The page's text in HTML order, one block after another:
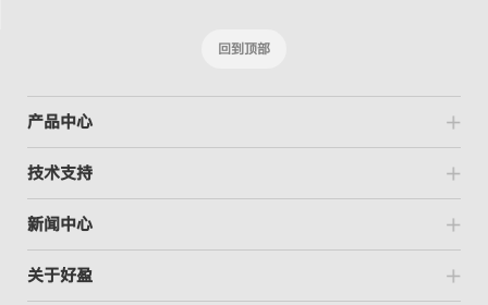
回到顶部
产品中心
技术支持
新闻中心
关于好盈